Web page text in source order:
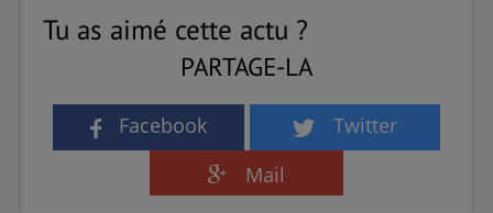
Tu as aimé cette actu ?
PARTAGE-LA
Facebook
Twitter
Mail